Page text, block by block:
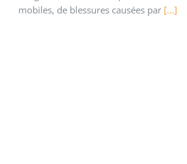
mobiles, de blessures causées par [...]